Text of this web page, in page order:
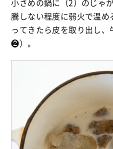
騰しない程度に弱火で温
ってきたら皮を取り出し
❷）。